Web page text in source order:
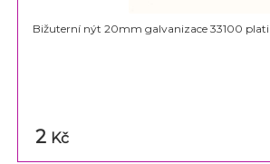
Bižuterní nýt 20mm galvanizace 33100
2 Kč